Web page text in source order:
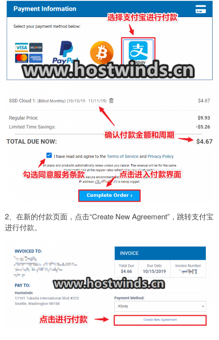
2、在新的付款页面，点击“Create New Agreement”，跳转支付宝
进行付款。